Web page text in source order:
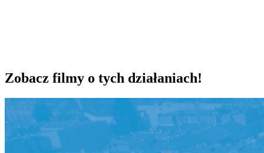
Zobacz filmy o tych działaniach!